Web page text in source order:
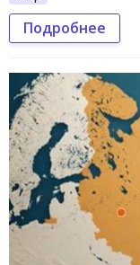
Подробнее